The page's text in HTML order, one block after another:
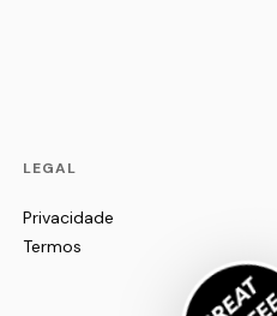
LEGAL
Privacidade
Termos